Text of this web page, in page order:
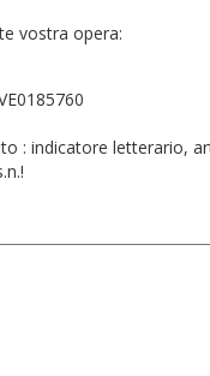
vostra opera:
: indicatore letterario,